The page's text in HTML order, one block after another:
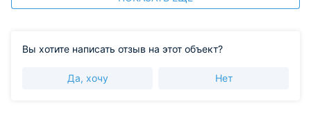
Вы хотите написать отзыв на этот объект?
Да, хочу Нет